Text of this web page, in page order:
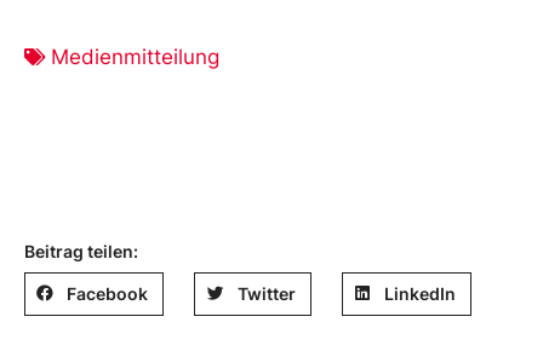
Medienmitteilung
Beitrag teilen:
Facebook Twitter LinkedIn